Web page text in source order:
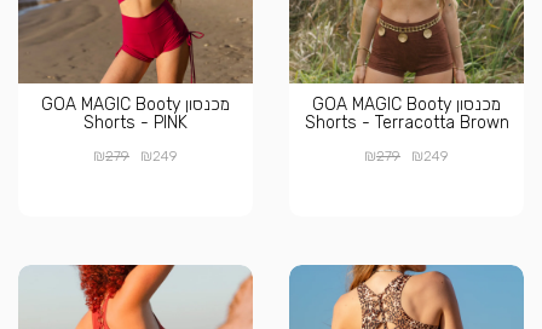
מכנסון GOA MAGIC Booty
Shorts - Terracotta Brown
₪249
₪279
מכנסון GOA MAGIC Booty
Shorts - PINK
₪249
₪279